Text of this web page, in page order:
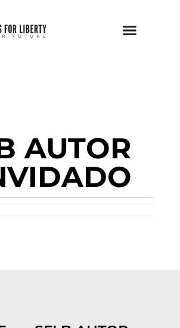
AUTOR